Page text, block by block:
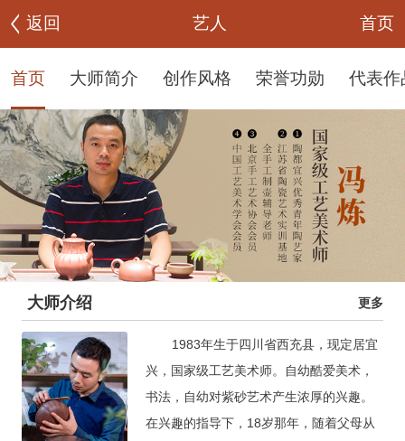
返回 艺人 首页
首页 大师简介 创作风格 荣誉功勋 代表作
大师介绍 更多
1983年生于四川省西充县，现定居宜
兴，国家级工艺美术师。自幼酷爱美术，
书法，自幼对紫砂艺术产生浓厚的兴趣。
在兴趣的指导下，18岁那年，随着父母从